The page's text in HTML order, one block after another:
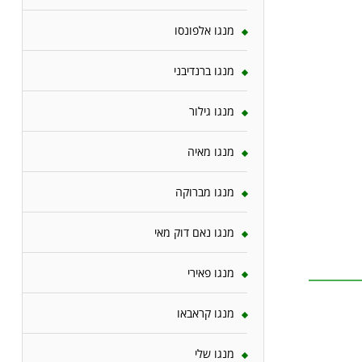
מנגו אלפונסו
מנגו ברנדיבני
מנגו גילור
מנגו מאיה
מנגו מברוקה
מנגו נאם דוק מאי
מנגו פאירי
מנגו קראבאו
מנגו שלי